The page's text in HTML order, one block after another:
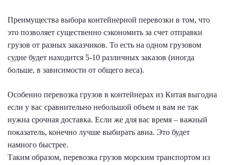
Преимущества выбора контейнерной перевозки в том, что
это позволяет существенно сэкономить за счет отправки
грузов от разных заказчиков. То есть на одном грузовом
судне будет находится 5-10 различных заказов (иногда
больше, в зависимости от общего веса).
Особенно перевозка грузов в контейнерах из Китая выгодна
если у вас сравнительно небольшой объем и вам не так
нужна срочная доставка. Если же для вас время – важный
показатель, конечно лучше выбирать авиа. Это будет
намного быстрее.
Таким образом, перевозка грузов морским транспортом из